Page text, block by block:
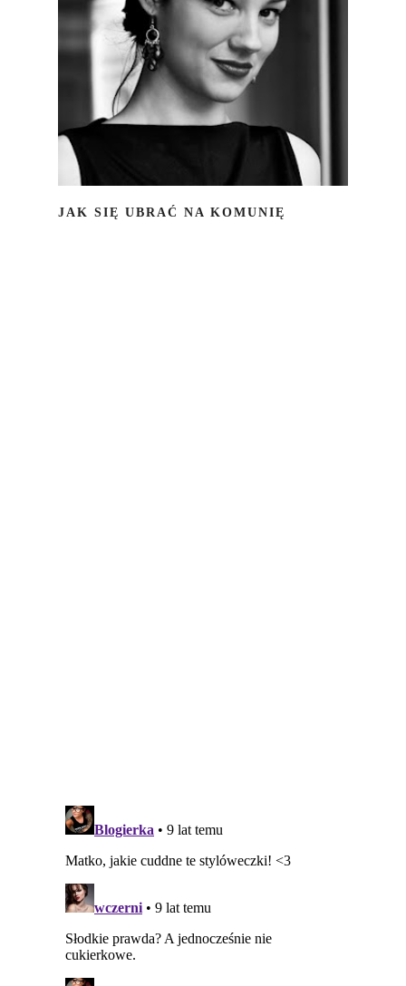
JAK SIĘ UBRAĆ NA KOMUNIĘ